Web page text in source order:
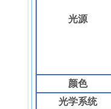
光源
颜色
光学系统